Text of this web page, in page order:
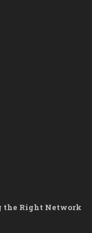
the Right Network